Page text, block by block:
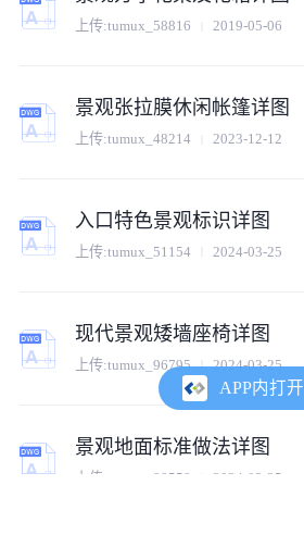
上传:tumux_58816 2019-05-06
景观张拉膜休闲帐篷详图
上传:tumux_48214 2023-12-12
入口特色景观标识详图
上传:tumux_51154 2024-03-25
现代景观矮墙座椅详图
上传:tumux_96795 2024-03-25
景观地面标准做法详图
上传: tumux_88558 2024-03-25
APP内打开